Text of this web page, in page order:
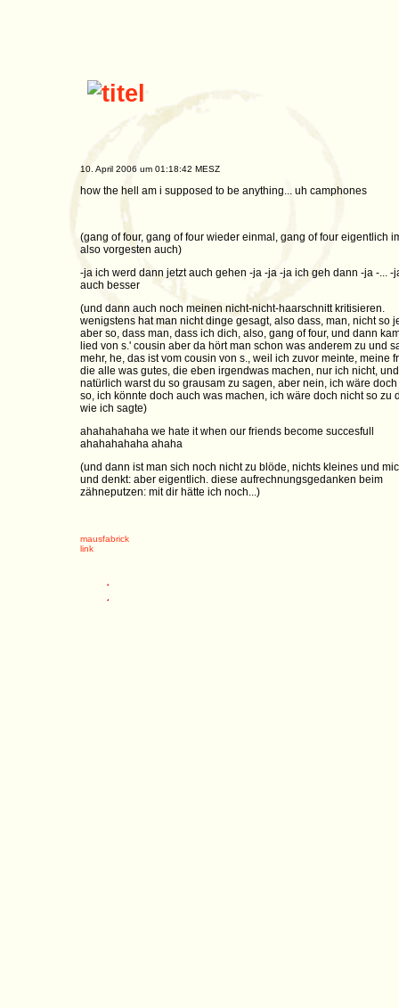
10. April 2006 um 01:18:42 MESZ
how the hell am i supposed to be anything... uh camphones
(gang of four, gang of four wieder einmal, gang of four eigentlich
also vorgesten auch)
-ja ich werd dann jetzt auch gehen -ja -ja -ja ich geh dann -ja -... -
auch besser
(und dann auch noch meinen nicht-nicht-haarschnitt kritisieren.
wenigstens hat man nicht dinge gesagt, also dass, man, nicht so
aber so, dass man, dass ich dich, also, gang of four, und dann
lied von s.' cousin aber da hört man schon was anderem zu und
mehr, he, das ist vom cousin von s., weil ich zuvor meinte, meine
die alle was gutes, die eben irgendwas machen, nur ich nicht, und
natürlich warst du so grausam zu sagen, aber nein, ich wäre
so, ich könnte doch auch was machen, ich wäre doch nicht so zu
wie ich sagte)
ahahahahaha we hate it when our friends become succesfull
ahahahahaha ahaha
(und dann ist man sich noch nicht zu blöde, nichts kleines und
und denkt: aber eigentlich. diese aufrechnungsgedanken beim
zähneputzen: mit dir hätte ich noch...)
mausfabrick
link